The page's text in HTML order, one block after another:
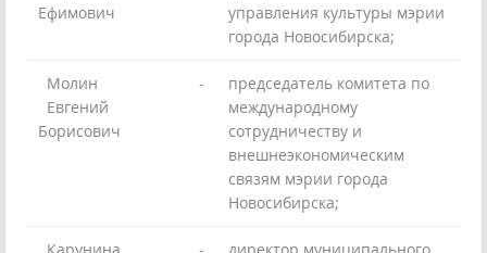
Ефимович
управления культуры мэрии
города Новосибирска;
Молин
Евгений
Борисович
-
председатель комитета по
международному
сотрудничеству и
внешнеэкономическим
связям мэрии города
Новосибирска;
Карунина
-
директор муниципального